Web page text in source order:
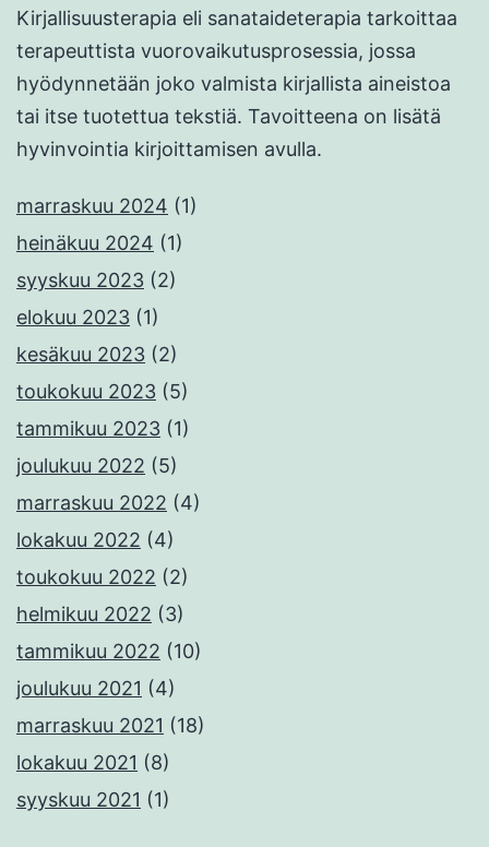
Kirjallisuusterapia eli sanataideterapia tarkoittaa
terapeuttista vuorovaikutusprosessia, jossa
hyödynnetään joko valmista kirjallista aineistoa
tai itse tuotettua tekstiä. Tavoitteena on lisätä
hyvinvointia kirjoittamisen avulla.
marraskuu 2024 (1)
heinäkuu 2024 (1)
syyskuu 2023 (2)
elokuu 2023 (1)
kesäkuu 2023 (2)
toukokuu 2023 (5)
tammikuu 2023 (1)
joulukuu 2022 (5)
marraskuu 2022 (4)
lokakuu 2022 (4)
toukokuu 2022 (2)
helmikuu 2022 (3)
tammikuu 2022 (10)
joulukuu 2021 (4)
marraskuu 2021 (18)
lokakuu 2021 (8)
syyskuu 2021 (1)